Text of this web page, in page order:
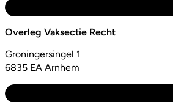
Overleg Vaksectie Recht
Groningersingel 1
6835 EA Arnhem